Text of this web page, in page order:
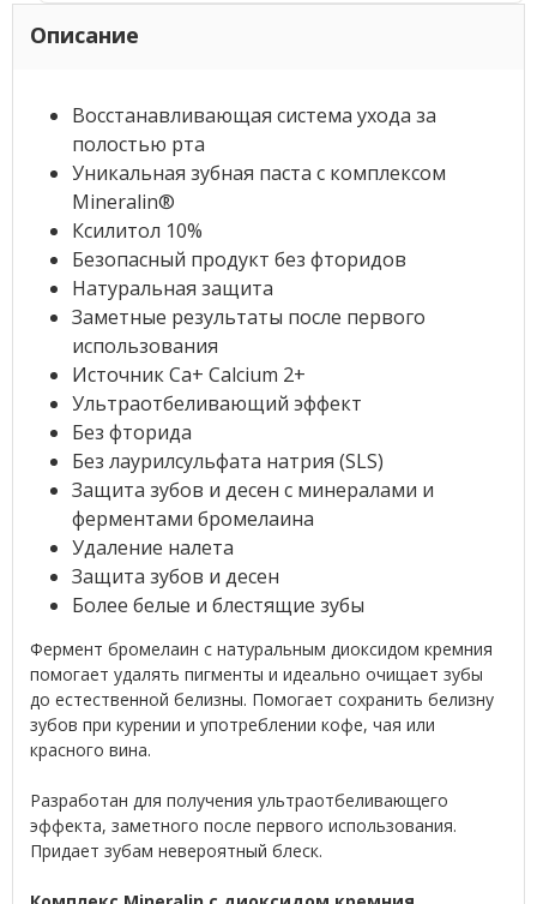
Описание
Восстанавливающая система ухода за
полостью рта
Уникальная зубная паста с комплексом
Mineralin®
Ксилитол 10%
Безопасный продукт без фторидов
Натуральная защита
Заметные результаты после первого
использования
Источник Ca+ Calcium 2+
Ультраотбеливающий эффект
Без фторида
Без лаурилсульфата натрия (SLS)
Защита зубов и десен с минералами и
ферментами бромелаина
Удаление налета
Защита зубов и десен
Более белые и блестящие зубы
Фермент бромелаин с натуральным диоксидом кремния
помогает удалять пигменты и идеально очищает зубы
до естественной белизны. Помогает сохранить белизну
зубов при курении и употреблении кофе, чая или
красного вина.
Разработан для получения ультраотбеливающего
эффекта, заметного после первого использования.
Придает зубам невероятный блеск.